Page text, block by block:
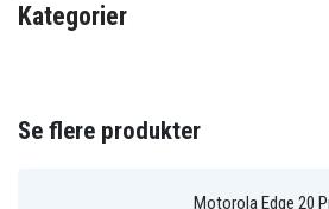
Artikkelnr
Produkttype
Kategorier
Se flere produkter
Motorola Edge 20